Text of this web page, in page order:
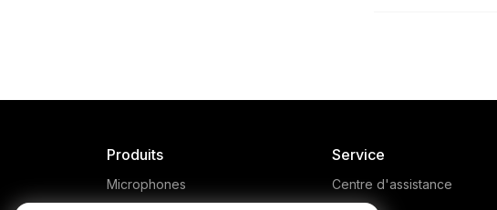
Produits
Microphones
Service
Centre d'assistance